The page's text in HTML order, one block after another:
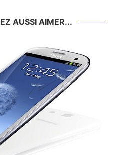
AUSSI AIMER...